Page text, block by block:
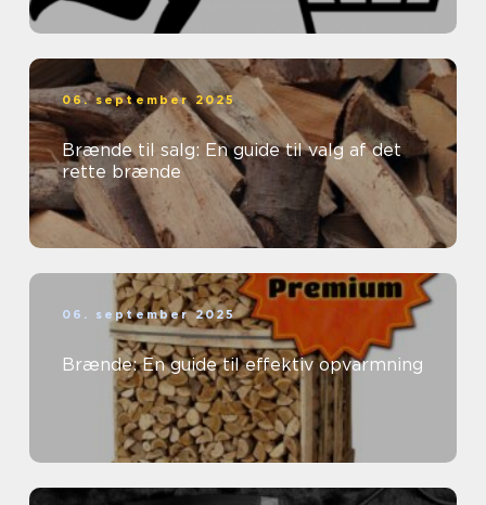
06. september 2025
Brænde til salg: En guide til valg af det
rette brænde
06. september 2025
Brænde: En guide til effektiv opvarmning